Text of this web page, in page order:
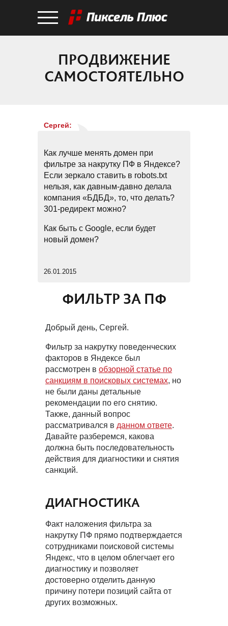
ПРОДВИЖЕНИЕ
САМОСТОЯТЕЛЬНО
Сергей:
Как лучше менять домен при
фильтре за накрутку ПФ в Яндексе?
Если зеркало ставить в robots.txt
нельзя, как давным-давно делала
компания «БДБД», то, что делать?
301-редирект можно?
Как быть с Google, если будет
новый домен?
26.01.2015
ФИЛЬТР ЗА ПФ
Добрый день, Сергей.
Фильтр за накрутку поведенческих
факторов в Яндексе был
рассмотрен в обзорной статье по
санкциям в поисковых системах, но
не были даны детальные
рекомендации по его снятию.
Также, данный вопрос
рассматривался в данном ответе.
Давайте разберемся, какова
должна быть последовательность
действия для диагностики и снятия
санкций.
ДИАГНОСТИКА
Факт наложения фильтра за
накрутку ПФ прямо подтверждается
сотрудниками поисковой системы
Яндекс, что в целом облегчает его
диагностику и позволяет
достоверно отделить данную
причину потери позиций сайта от
других возможных.